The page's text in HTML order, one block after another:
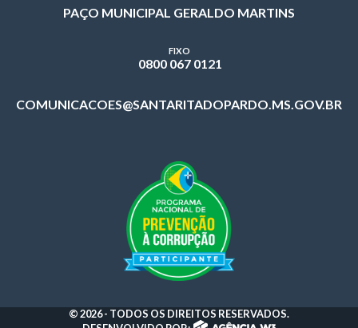
PAÇO MUNICIPAL GERALDO MARTINS
FIXO
0800 067 0121
COMUNICACOES@SANTARITADOPARDO.MS.GOV.BR
© 2026 - TODOS OS DIREITOS RESERVADOS.